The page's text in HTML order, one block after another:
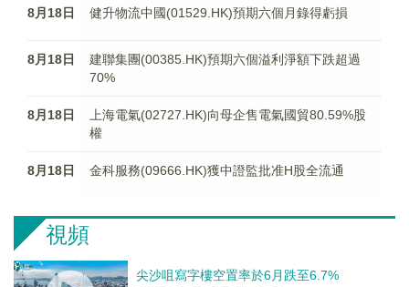
8月18日 健升物流中國(01529.HK)預期六個月錄得虧損
8月18日
建聯集團(00385.HK)預期六個溢利淨額下跌超過
70%
8月18日
上海電氣(02727.HK)向母企售電氣國貿80.59%股
權
8月18日 金科服務(09666.HK)獲中證監批准H股全流通
視頻
尖沙咀寫字樓空置率於6月跌至6.7%